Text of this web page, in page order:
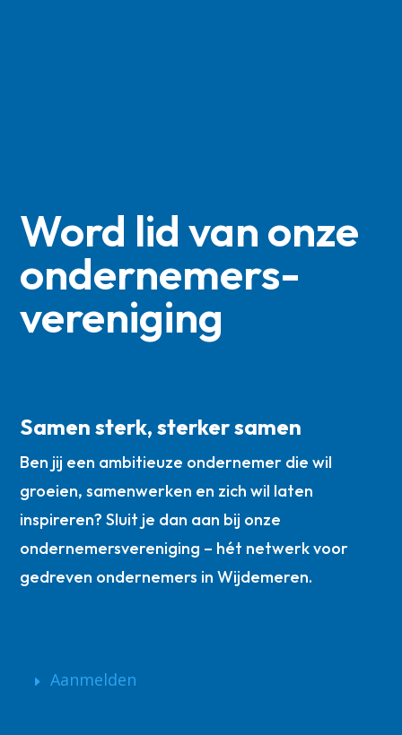
Word lid van onze
ondernemers­
vereniging
Samen sterk, sterker samen
Ben jij een ambitieuze ondernemer die wil
groeien, samenwerken en zich wil laten
inspireren? Sluit je dan aan bij onze
ondernemersvereniging – hét netwerk voor
gedreven ondernemers in Wijdemeren.
Aanmelden